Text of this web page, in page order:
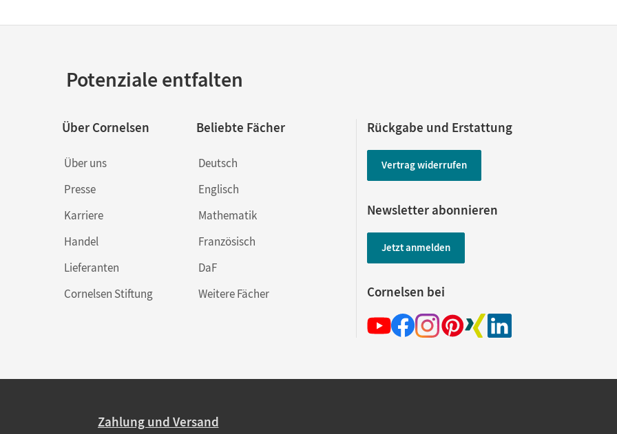
digitalen Medien
Potenziale entfalten
Über Cornelsen
Über uns
Presse
Karriere
Handel
Lieferanten
Cornelsen Stiftung
Beliebte Fächer
Deutsch
Englisch
Mathematik
Französisch
DaF
Weitere Fächer
Rückgabe und Erstattung
Vertrag widerrufen
Newsletter abonnieren
Jetzt anmelden
Cornelsen bei
Zahlung und Versand